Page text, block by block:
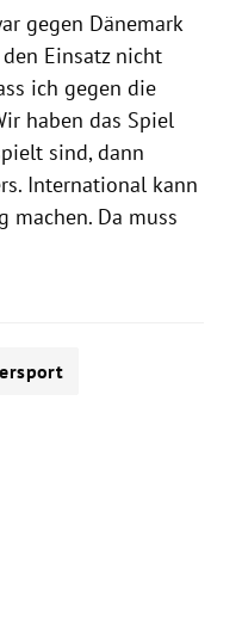
gegen Dänemark
Einsatz nicht
ich gegen die
haben das Spiel
sind, dann
International kann
machen. Da muss